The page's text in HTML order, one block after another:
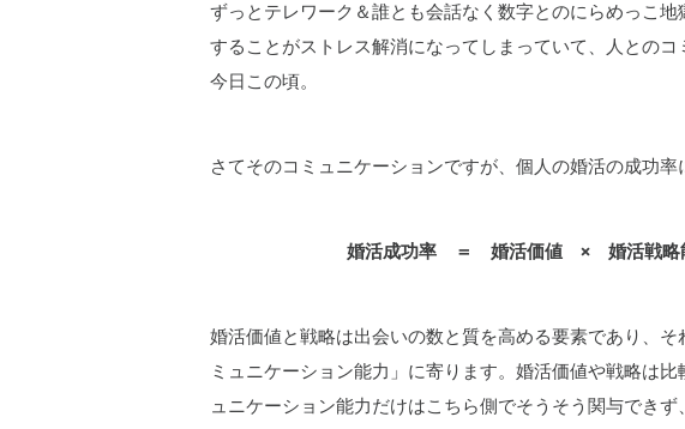
ずっとテレワーク＆誰とも会話なく数字とのにらめっこ
することがストレス解消になってしまっていて、人との
今日この頃。
さてそのコミュニケーションですが、個人の婚活の成功率
婚活成功率 ＝ 婚活価値 × 婚活戦略
婚活価値と戦略は出会いの数と質を高める要素であり、
ミュニケーション能力」に寄ります。婚活価値や戦略は
ュニケーション能力だけはこちら側でそうそう関与でき